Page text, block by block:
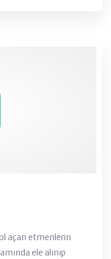
açan etmenlerin
ele alınıp